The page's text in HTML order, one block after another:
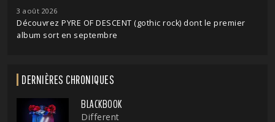
3 août 2026
Découvrez PYRE OF DESCENT (gothic rock) dont le premier
album sort en septembre
DERNIÈRES CHRONIQUES
BLACKBOOK
Different